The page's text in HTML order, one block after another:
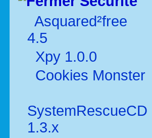
Asquared²free
4.5
Xpy 1.0.0
Cookies Monster
SystemRescueCD
1.3.x